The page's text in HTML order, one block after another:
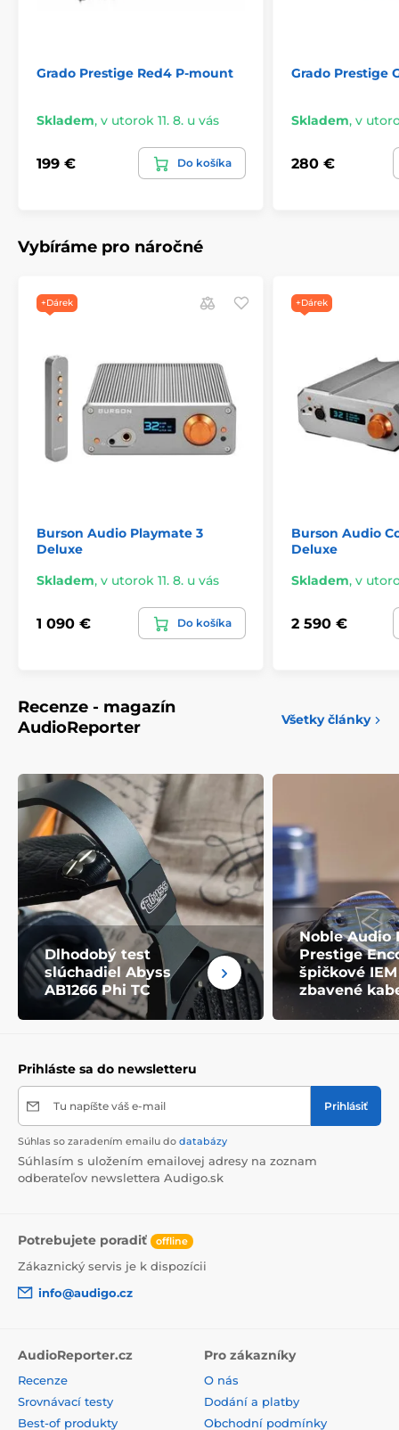
Grado Prestige Red4 P-mount
Skladem, v utorok 11. 8. u vás
199 € Do košíka
Grado Prestige
Skladem, v
280 €
Vybíráme pro náročné
+Dárek
Burson Audio Playmate 3
Deluxe
Skladem, v utorok 11. 8. u vás
1 090 € Do košíka
+Dárek
Burson Audio
Deluxe
Skladem, v
2 590 €
Recenze - magazín
AudioReporter
Všetky články
Dlhodobý test
slúchadiel Abyss
AB1266 Phi TC
Noble Audio
Prestige
špičkové IEM
zbavené
Prihláste sa do newsletteru
Tu napíšte váš e-mail Prihlásiť
Súhlas so zaradením emailu do databázy
Súhlasím s uložením emailovej adresy na zoznam
odberateľov newslettera Audigo.sk
Potrebujete poradiť offline
Zákaznický servis je k dispozícii
info@audigo.cz
AudioReporter.cz
Recenze
Srovnávací testy
Best-of produkty
Pro zákazníky
O nás
Dodání a platby
Obchodní podmínky